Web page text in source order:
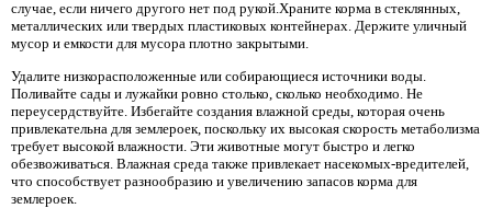
случае, если ничего другого нет под рукой.Храните корма в стеклянных,
металлических или твердых пластиковых контейнерах. Держите уличный
мусор и емкости для мусора плотно закрытыми.
Удалите низкорасположенные или собирающиеся источники воды.
Поливайте сады и лужайки ровно столько, сколько необходимо. Не
переусердствуйте. Избегайте создания влажной среды, которая очень
привлекательна для землероек, поскольку их высокая скорость метаболизма
требует высокой влажности. Эти животные могут быстро и легко
обезвоживаться. Влажная среда также привлекает насекомых-вредителей,
что способствует разнообразию и увеличению запасов корма для
землероек.